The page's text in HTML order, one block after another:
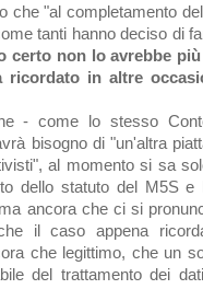
che "al completamento
tanti hanno deciso di
certo non lo avrebbe
ricordato in altre
- come lo stesso
bisogno di "un'altra
al momento si sa
dello statuto del M5S
ancora che ci si
il caso appena
che legittimo, che un
del trattamento dei